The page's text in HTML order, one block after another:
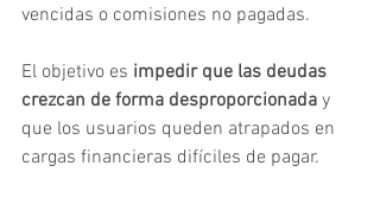
vencidas o comisiones no pagadas.
El objetivo es impedir que las deudas
crezcan de forma desproporcionada y
que los usuarios queden atrapados en
cargas financieras difíciles de pagar.